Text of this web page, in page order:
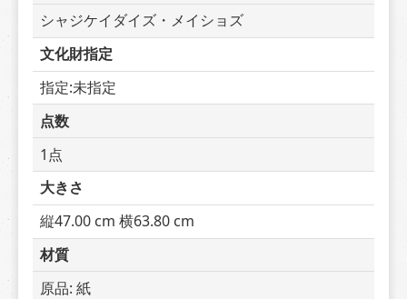
シャジケイダイズ・メイショズ
文化財指定
指定:未指定
点数
1点
大きさ
縦47.00 cm 横63.80 cm
材質
原品: 紙